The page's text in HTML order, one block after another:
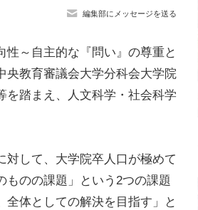
編集部にメッセージを送る
～自主的な『問い』の尊重と
央教育審議会大学分科会大学院
を踏まえ、人文科学・社会科学
して、大学院卒人口が極めて
ものの課題」という2つの課題
全体としての解決を目指す」と